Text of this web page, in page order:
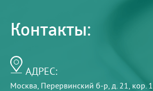
Контакты:
АДРЕС:
Москва, Перервинский б-р, д. 21, кор. 1